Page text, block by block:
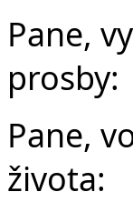
Pane,
prosby:
Pane,
života: